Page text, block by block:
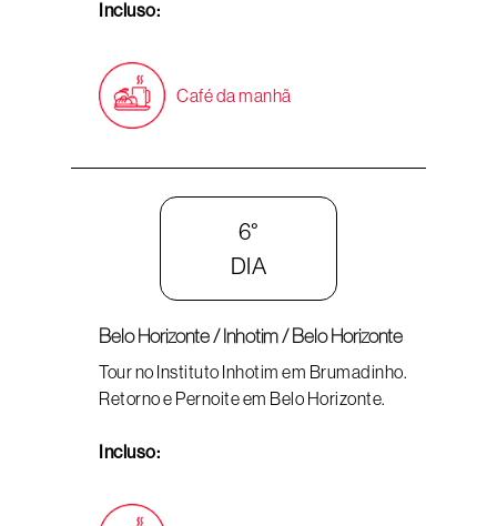
Incluso:
Café da manhã
6°
DIA
Belo Horizonte / Inhotim / Belo Horizonte
Tour no Instituto Inhotim em Brumadinho.
Retorno e Pernoite em Belo Horizonte.
Incluso: